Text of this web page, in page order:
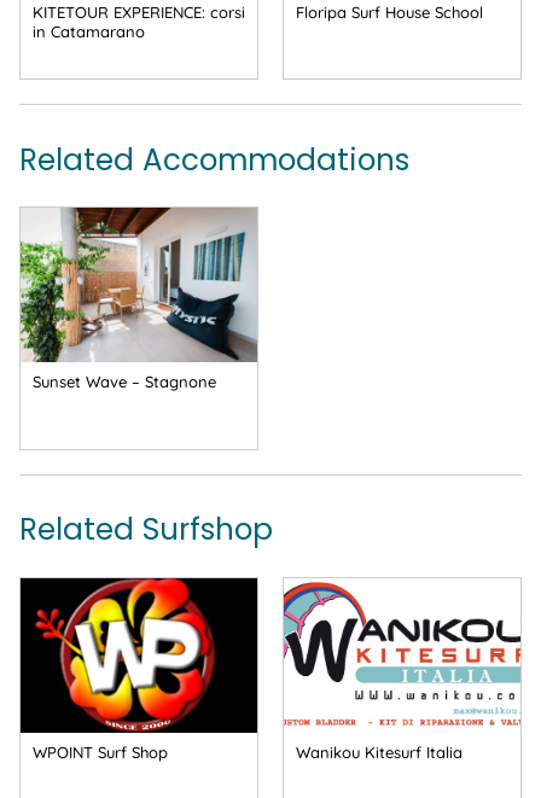
KITETOUR EXPERIENCE: corsi
in Catamarano
Floripa Surf House School
Related Accommodations
Sunset Wave – Stagnone
Related Surfshop
WPOINT Surf Shop Wanikou Kitesurf Italia